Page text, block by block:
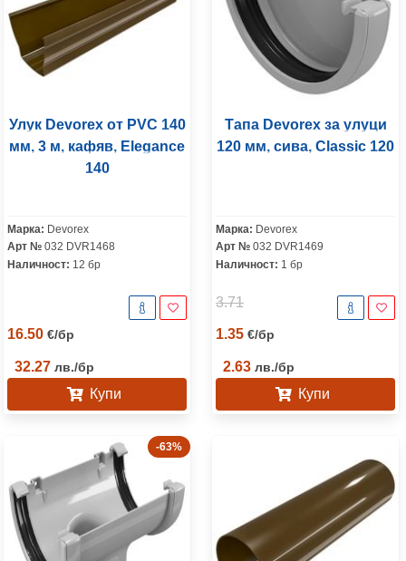
Улук Devorex от PVC 140
мм, 3 м, кафяв, Elegance
140
Марка: Devorex
Арт № 032 DVR1468
Наличност: 12 бр
16.50 €/бр
32.27 лв./бр
Купи
Тапа Devorex за улуци
120 мм, сива, Classic 120
Марка: Devorex
Арт № 032 DVR1469
Наличност: 1 бр
3.71
1.35 €/бр
2.63 лв./бр
Купи
-63%